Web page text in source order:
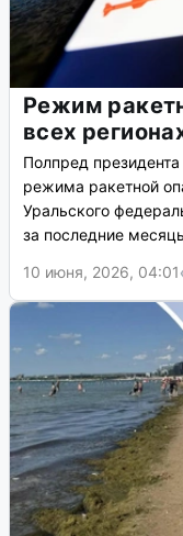
Режим
всех
Полпред
режима ракетной
Уральского
за последние
10 июня, 2026, 04:01